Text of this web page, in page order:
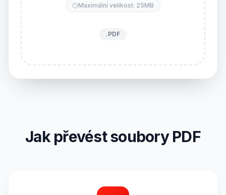
Maximální velikost: 25MB
.PDF
Jak převést soubory PDF